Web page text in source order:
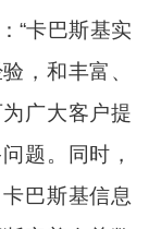
“卡巴斯基实
，和丰富、
广大客户提
题。同时，
巴斯基信息